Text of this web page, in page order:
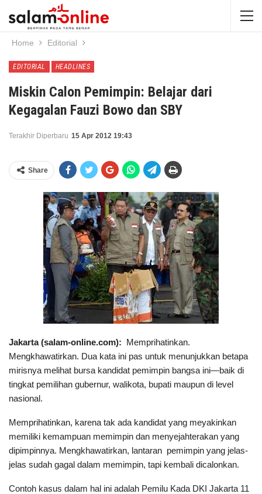
Home Editorial
EDITORIAL HEADLINES
Miskin Calon Pemimpin: Belajar dari
Kegagalan Fauzi Bowo dan SBY
Terakhir Diperbaru 15 Apr 2012 19:43
Share
Jakarta (salam-online.com): Memprihatinkan.
Mengkhawatirkan. Dua kata ini pas untuk menunjukkan betapa
mirisnya melihat bursa kandidat pemimpin bangsa ini—baik di
tingkat pemilihan gubernur, walikota, bupati maupun di level
nasional.
Memprihatinkan, karena tak ada kandidat yang meyakinkan
memiliki kemampuan memimpin dan menyejahterakan yang
dipimpinnya. Mengkhawatirkan, lantaran pemimpin yang jelas-
jelas sudah gagal dalam memimpin, tapi kembali dicalonkan.
Contoh kasus dalam hal ini adalah Pemilu Kada DKI Jakarta 11